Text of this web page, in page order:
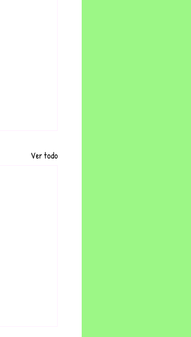
Ver todo